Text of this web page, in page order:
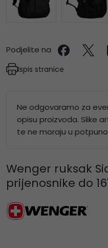
Podjelite na
Ispis stranice
Ne odgovaramo za
opisu proizvoda. Slike
te ne moraju u
Wenger ruksak
prijenosnike do